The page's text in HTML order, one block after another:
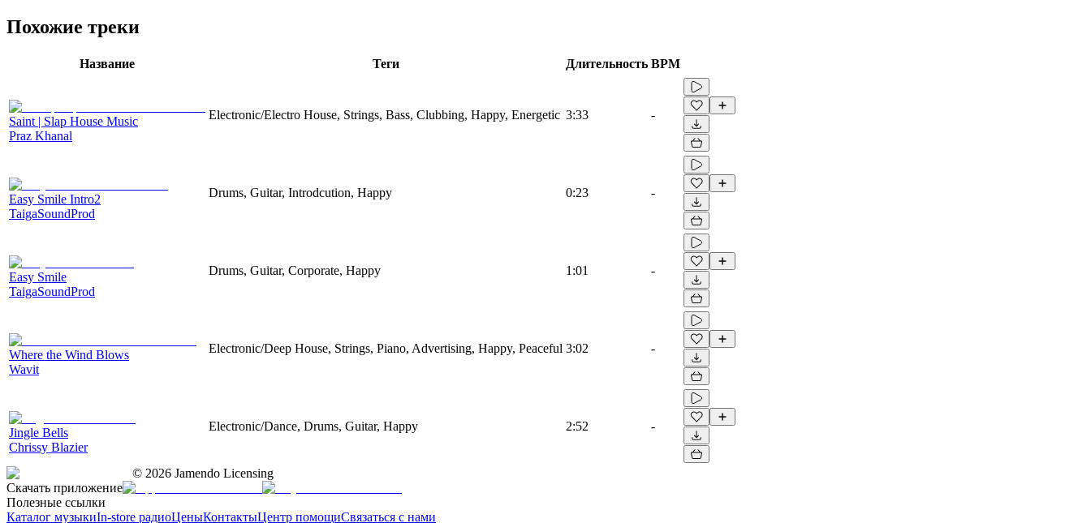
Похожие треки
Название Теги Длительность BPM
Saint | Slap House Music
Praz Khanal
Electronic/Electro House, Strings, Bass, Clubbing, Happy, Energetic 3:33 -
Easy Smile Intro2
TaigaSoundProd
Drums, Guitar, Introdcution, Happy 0:23 -
Easy Smile
TaigaSoundProd
Drums, Guitar, Corporate, Happy 1:01 -
Where the Wind Blows
Wavit
Electronic/Deep House, Strings, Piano, Advertising, Happy, Peaceful 3:02 -
Jingle Bells
Chrissy Blazier
Electronic/Dance, Drums, Guitar, Happy 2:52 -
© 2026 Jamendo Licensing
Скачать приложение
Полезные ссылки
Каталог музыкиIn-store радиоЦеныКонтактыЦентр помощиСвязаться с нами